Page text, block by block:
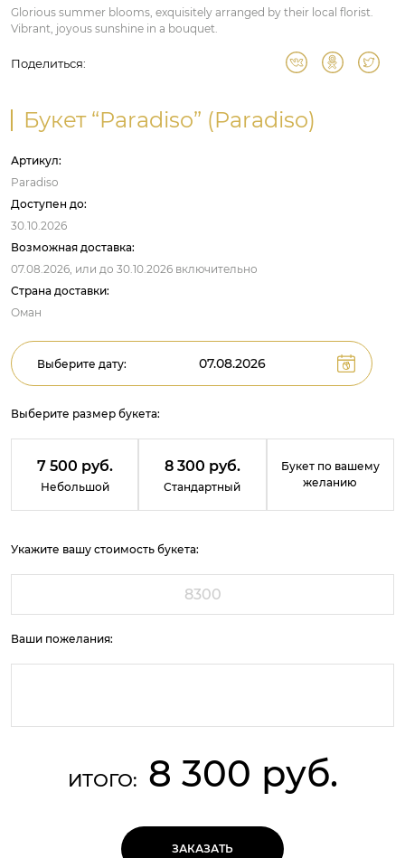
Glorious summer blooms, exquisitely arranged by their local florist.
Vibrant, joyous sunshine in a bouquet.
Поделиться:
Букет “Paradiso” (Paradiso)
Артикул:
Paradiso
Доступен до:
30.10.2026
Возможная доставка:
07.08.2026, или до 30.10.2026 включительно
Страна доставки:
Оман
Выберите дату:
Выберите размер букета:
7 500 руб.
Небольшой
8 300 руб.
Стандартный
Букет по вашему
желанию
Укажите вашу стоимость букета:
Ваши пожелания:
ИТОГО: 8 300 руб.
ЗАКАЗАТЬ